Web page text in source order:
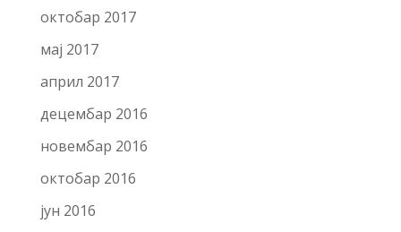
октобар 2017
мај 2017
април 2017
децембар 2016
новембар 2016
октобар 2016
јун 2016